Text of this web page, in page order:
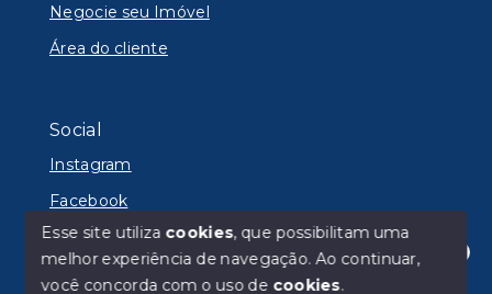
Olá! Estamos disponíveis para te ajudar.
Negocie seu Imóvel
Área do cliente
Social
Instagram
Facebook
© Copyright 2026 - Lyon Imóveis - Todos os direitos
Esse site utiliza cookies, que possibilitam uma
melhor experiência de navegação.Ao continuar,
você concorda com o uso de cookies.